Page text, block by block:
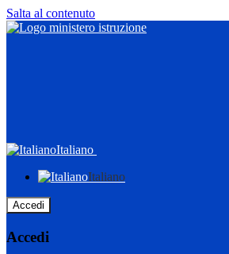
Salta al contenuto
Italiano
Italiano
Accedi
Accedi